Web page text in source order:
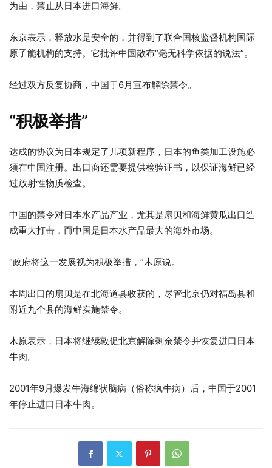
为由，禁止从日本进口海鲜。
东京表示，释放水是安全的，并得到了联合国核监督机构国际
原子能机构的支持。它批评中国散布“毫无科学依据的说法”。
经过双方反复协商，中国于6月宣布解除禁令。
“积极举措”
达成的协议为日本规定了几项新程序，日本的鱼类加工设施必
须在中国注册。出口商还需要提供检验证书，以保证海鲜已经
过放射性物质检查。
中国的禁令对日本水产品产业，尤其是扇贝和海鲜黄瓜出口造
成重大打击，而中国是日本水产品最大的海外市场。
“政府将这一发展视为积极举措，”木原说。
本周出口的扇贝是在北海道县收获的，尽管北京仍对福岛县和
附近九个县的海鲜实施禁令。
木原表示，日本将继续敦促北京解除剩余禁令并恢复进口日本
牛肉。
2001年9月爆发牛海绵状脑病（俗称疯牛病）后，中国于2001
年停止进口日本牛肉。